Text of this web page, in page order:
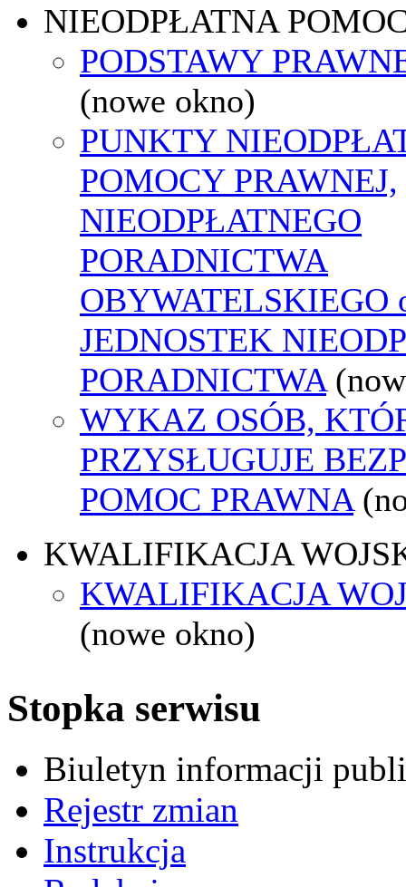
NIEODPŁATNA
PODSTAWY
(nowe okno)
PUNKTY
POMOCY PRAWNEJ,
NIEODPŁATNEGO
PORADNICTWA
OBYWATELSKIEGO
JEDNOSTEK
PORADNICTWA
WYKAZ OSÓB,
PRZYSŁUGUJE
POMOC PRAWNA
KWALIFIKACJA
KWALIFIKACJA
(nowe okno)
Stopka serwisu
Biuletyn informacji
Rejestr zmian
Instrukcja